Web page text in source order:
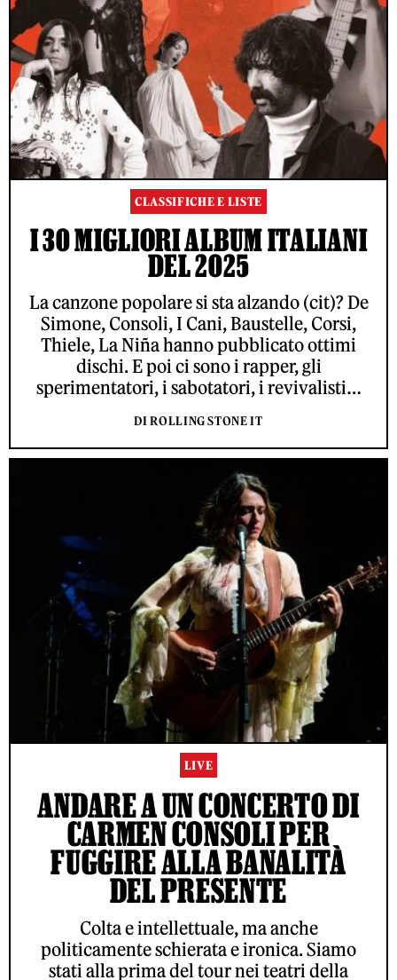
CLASSIFICHE E LISTE
I 30 MIGLIORI ALBUM ITALIANI
DEL 2025
La canzone popolare si sta alzando (cit)? De
Simone, Consoli, I Cani, Baustelle, Corsi,
Thiele, La Niña hanno pubblicato ottimi
dischi. E poi ci sono i rapper, gli
sperimentatori, i sabotatori, i revivalisti…
DI ROLLING STONE IT
LIVE
ANDARE A UN CONCERTO DI
CARMEN CONSOLI PER
FUGGIRE ALLA BANALITÀ
DEL PRESENTE
Colta e intellettuale, ma anche
politicamente schierata e ironica. Siamo
stati alla prima del tour nei teatri della